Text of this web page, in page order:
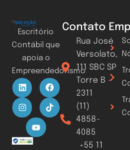
Escritório
Contábil que
apoia o
Empreendedorismo
L
i
n
k
e
d
n
F
a
c
e
b
I
n
s
t
a
a
m
T
i
k
t
o
o
b
e
Contato
Rua José
Versolato,
111 SBC SP
Torre B -
2311
(11)
4858-
4085
+55 11